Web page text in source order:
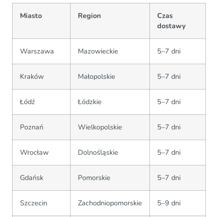
Miasto Region
Czas
dostawy
Warszawa Mazowieckie 5–7 dni
Kraków Małopolskie 5–7 dni
Łódź Łódzkie 5–7 dni
Poznań Wielkopolskie 5–7 dni
Wrocław Dolnośląskie 5–7 dni
Gdańsk Pomorskie 5–7 dni
Szczecin Zachodniopomorskie 5–9 dni